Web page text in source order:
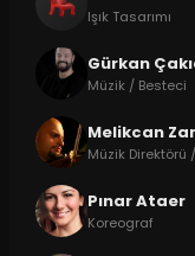
Işık Tasarımı
Gürkan
Müzik / Besteci
Melikcan
Müzik Direktörü
Pınar Ataer
Koreograf